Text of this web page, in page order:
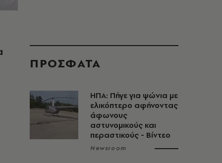
ΠΡΟΣΦΑΤΑ
ΗΠΑ: Πήγε για ψώνια με
ελικόπτερο αφήνοντας
άφωνους
αστυνομικούς και
περαστικούς - Βίντεο
Newsroom